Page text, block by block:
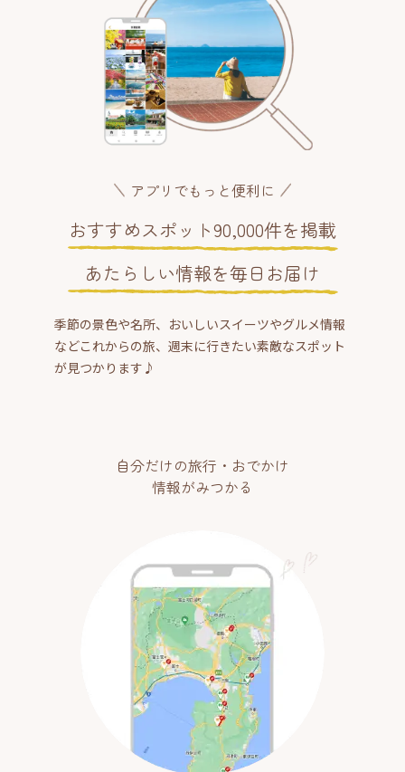
アプリでもっと便利に
おすすめスポット90,000件を掲載
あたらしい情報を毎日お届け
季節の景色や名所、おいしいスイーツやグルメ情報
などこれからの旅、週末に行きたい素敵なスポット
が見つかります♪
自分だけの旅行・おでかけ
情報がみつかる